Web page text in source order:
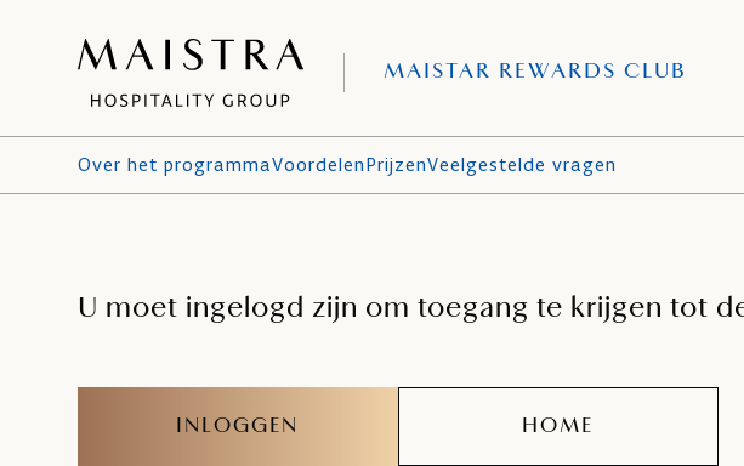
MAISTAR REWARDS CLUB
Over het programmaVoordelenPrijzenVeelgestelde vragen
U moet ingelogd zijn om toegang te krijgen tot
INLOGGEN HOME